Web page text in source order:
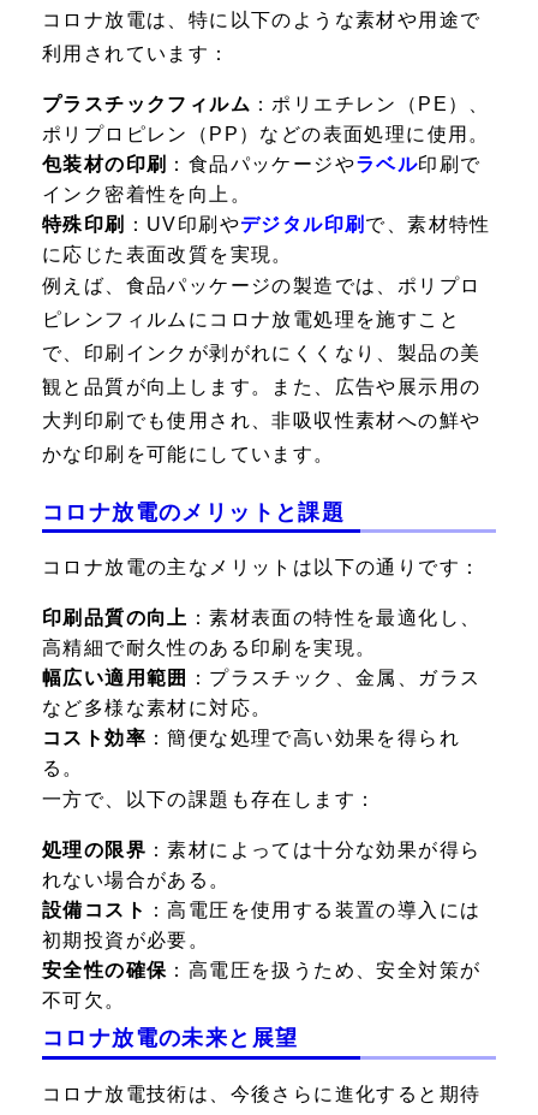
コロナ放電は、特に以下のような素材や用途で
利用されています：
プラスチックフィルム ：ポリエチレン（PE）、
ポリプロピレン（PP）などの表面処理に使用。
包装材の印刷
：食品パッケージやラベル印刷で
インク密着性を向上。
特殊印刷
：UV印刷やデジタル印刷 で、素材特性
に応じた表面改質を実現。
例えば、食品パッケージの製造では、ポリプロ
ピレンフィルムにコロナ放電処理を施すこと
で、印刷インクが剥がれにくくなり、製品の美
観と品質が向上します。また、広告や展示用の
大判印刷でも使用され、非吸収性素材への鮮や
かな印刷を可能にしています。
コロナ放電のメリットと課題
コロナ放電の主なメリットは以下の通りです：
印刷品質の向上 ：素材表面の特性を最適化し、
高精細で耐久性のある印刷を実現。
幅広い適用範囲
：プラスチック、金属、ガラス
など多様な素材に対応。
コスト効率 ：簡便な処理で高い効果を得られ
る。
一方で、以下の課題も存在します：
処理の限界 ：素材によっては十分な効果が得ら
れない場合がある。
設備コスト
：高電圧を使用する装置の導入には
初期投資が必要。
安全性の確保 ：高電圧を扱うため、安全対策が
不可欠。
コロナ放電の未来と展望
コロナ放電技術は、今後さらに進化すると期待